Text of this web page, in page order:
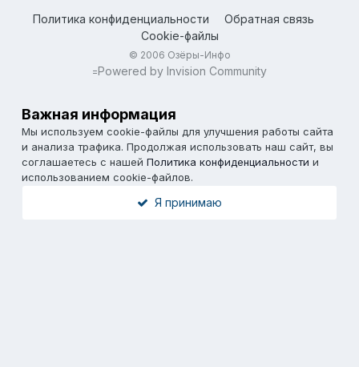
Политика конфиденциальности
Обратная связь
Cookie-файлы
© 2006 Озёры-Инфо
=Powered by Invision Community
Важная информация
Мы используем cookie-файлы для улучшения работы сайта
и анализа трафика. Продолжая использовать наш сайт, вы
соглашаетесь с нашей Политика конфиденциальности и
использованием cookie-файлов.
Я принимаю